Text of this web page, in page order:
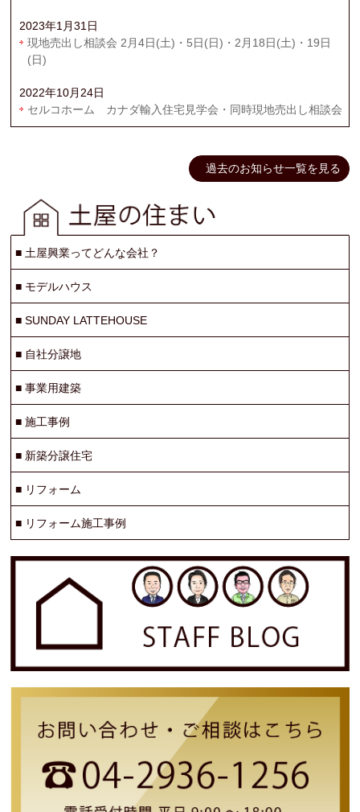
2023年1月31日
現地売出し相談会 2月4日(土)・5日(日)・2月18日(土)・19日
(日)
2022年10月24日
セルコホーム カナダ輸入住宅見学会・同時現地売出し相談会
過去のお知らせ一覧を見る
■土屋興業ってどんな会社？
■ モデルハウス
■SUNDAY LATTEHOUSE
■ 自社分譲地
■事業用建築
■施工事例
■ 新築分譲住宅
■ リフォーム
■ リフォーム施工事例